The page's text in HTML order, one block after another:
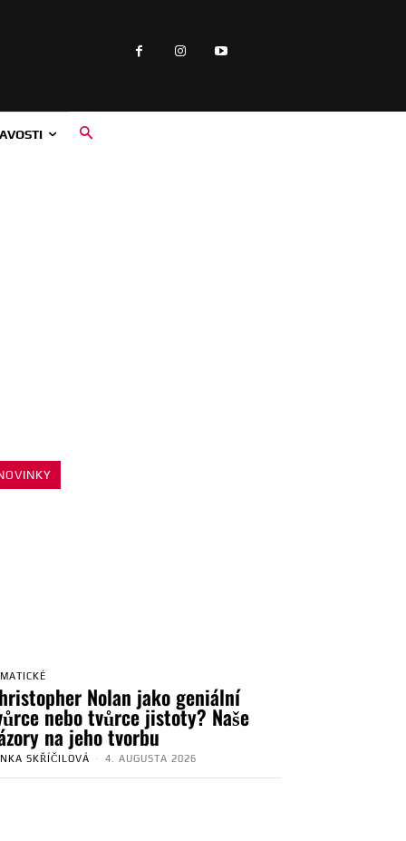
Nolan jako geniální
nebo tvůrce jistoty? Naše
na jeho tvorbu
SKŘÍČILOVÁ - 4. AUGUSTA 2026